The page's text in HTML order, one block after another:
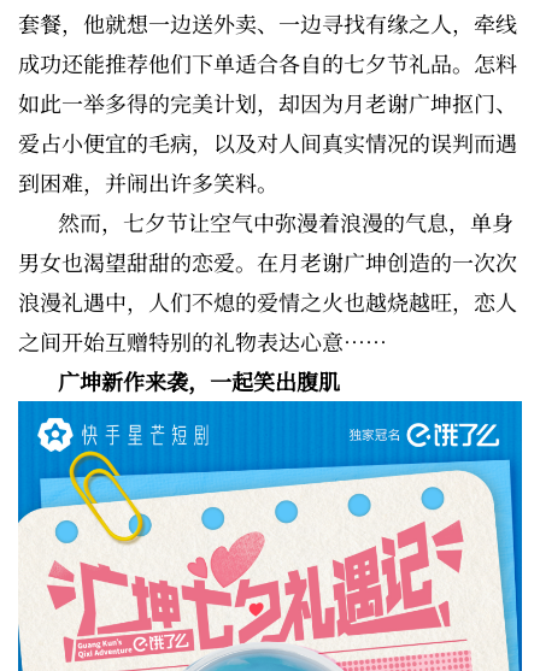
套餐，他就想一边送外卖、一边寻找有缘之人，牵线
成功还能推荐他们下单适合各自的七夕节礼品。怎料
如此一举多得的完美计划，却因为月老谢广坤抠门、
爱占小便宜的毛病，以及对人间真实情况的误判而遇
到困难，并闹出许多笑料。
然而，七夕节让空气中弥漫着浪漫的气息，单身
男女也渴望甜甜的恋爱。在月老谢广坤创造的一次次
浪漫礼遇中，人们不熄的爱情之火也越烧越旺，恋人
之间开始互赠特别的礼物表达心意……
广坤新作来袭，一起笑出腹肌